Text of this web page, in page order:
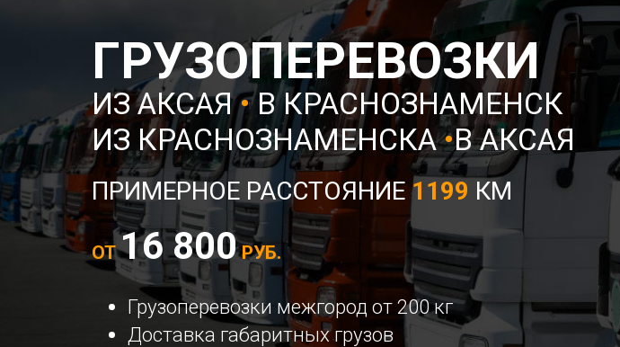
ГРУЗОПЕРЕВОЗКИ
ИЗ АКСАЯ•В КРАСНОЗНАМЕНСК
ИЗ КРАСНОЗНАМЕНСКА•В АКСАЯ
ПРИМЕРНОЕ РАССТОЯНИЕ1199 КМ
ОТ16 800РУБ.
Грузоперевозки межгород от 200 кг
Доставка габаритных грузов